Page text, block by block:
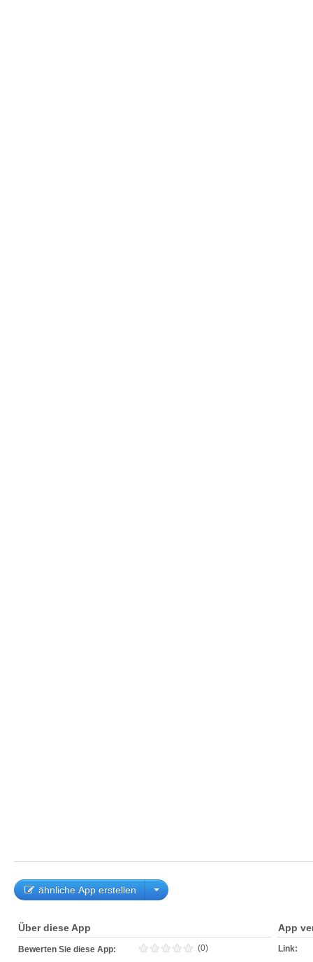
ähnliche App erstellen
Über diese App
Bewerten Sie diese App: (0)
App
Link: